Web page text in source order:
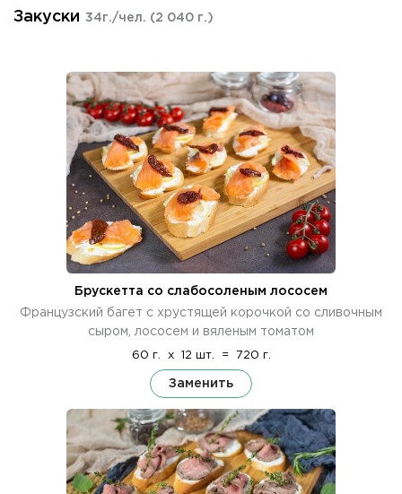
Закуски 34г./чел. (2 040 г.)
Брускетта со слабосоленым лососем
Французский багет с хрустящей корочкой со сливочным
сыром, лососем и вяленым томатом
60 г. x 12 шт. = 720 г.
Заменить